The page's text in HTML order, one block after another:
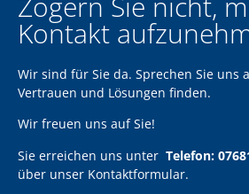
Kontakt
Wir sind für Sie da. Sprechen Sie uns
Vertrauen und Lösungen finden.
Wir freuen uns auf Sie!
Sie erreichen uns unter Telefon:
über unser Kontaktformular.